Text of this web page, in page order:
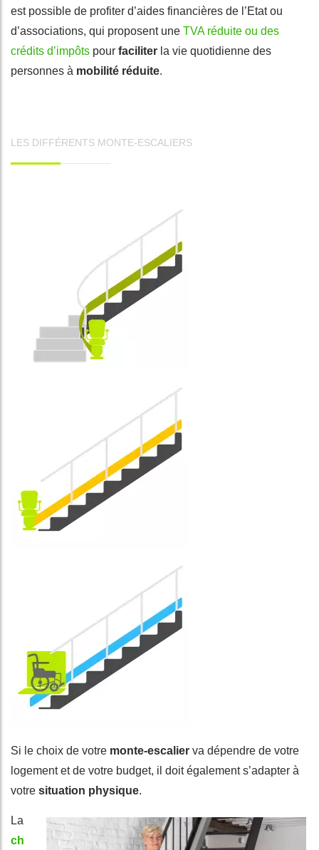
est possible de profiter d’aides financières de l’Etat ou
d’associations, qui proposent une TVA réduite ou des
crédits d’impôts pour faciliter la vie quotidienne des
personnes à mobilité réduite.
LES DIFFÉRENTS MONTE-ESCALIERS
Si le choix de votre monte-escalier va dépendre de votre
logement et de votre budget, il doit également s’adapter à
votre situation physique.
La
ch